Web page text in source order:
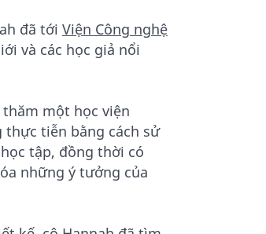
đã tới Viện Công nghệ
và các học giả nổi
một học viện
thực tiễn bằng cách sử
tập, đồng thời có
những ý tưởng của